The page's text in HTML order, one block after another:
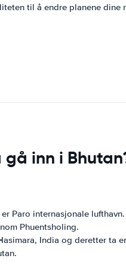
til å endre planene
inn i
Paro internasjonale lufthavn.
Phuentsholing.
India og deretter ta